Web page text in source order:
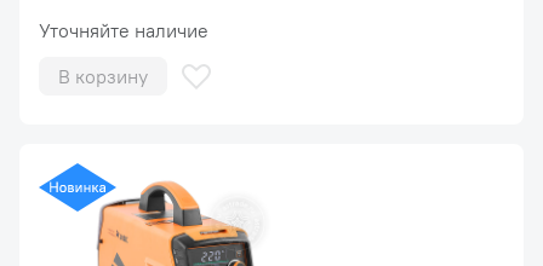
Уточняйте наличие
В корзину